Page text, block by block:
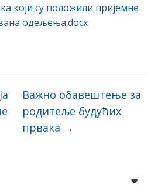
који су положили пријемне
одељења.docx
Важно обавештење за
родитеље будућих
првака →